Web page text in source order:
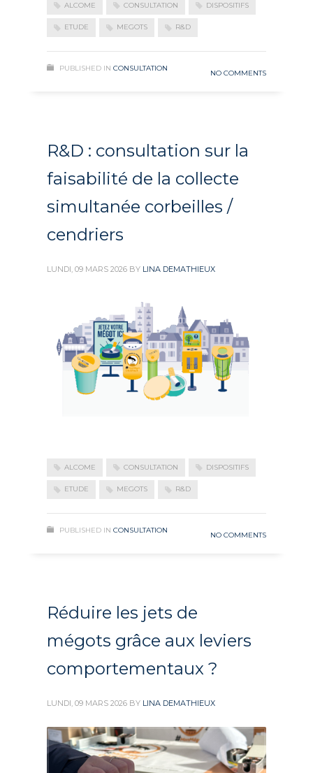
ALCOME CONSULTATION DISPOSITIFS
ETUDE MEGOTS R&D
PUBLISHED IN CONSULTATION
NO COMMENTS
R&D : consultation sur la
faisabilité de la collecte
simultanée corbeilles /
cendriers
LUNDI, 09 MARS 2026 BY LINA DEMATHIEUX
ALCOME CONSULTATION DISPOSITIFS
ETUDE MEGOTS R&D
PUBLISHED IN CONSULTATION
NO COMMENTS
Réduire les jets de
mégots grâce aux leviers
comportementaux ?
LUNDI, 09 MARS 2026 BY LINA DEMATHIEUX